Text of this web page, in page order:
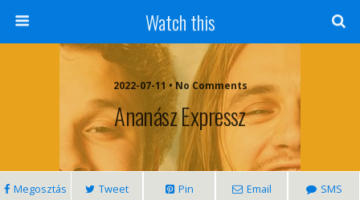
Watch this
2022-07-11 • No Comments
Ananász Expressz
Megosztás Tweet Pin Email SMS